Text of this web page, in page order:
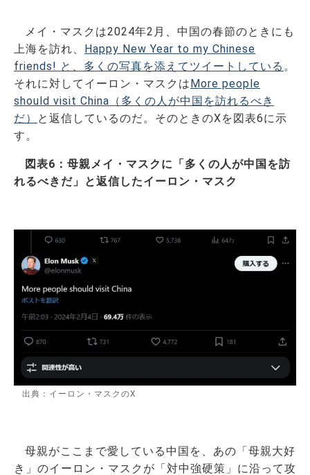
メイ・マスクは2024年2月、中国の春節のときにも
上海を訪れ、
Happy New Year to my Chinese
friends! と、多くの写真を添えてツイートしている 。
それに対してイーロン・マスクは More people
should visit China（多くの人が中国を訪れるべき
だ）
と返信しているのだ。そのときのXを図表6に示
す。
図表6：母親メイ・マスクに「多くの人が中国を訪
れるべきだ」と返信したイーロン・マスク
出典：イーロン・マスクのX
母親がここまで愛している中国を、あの「母親大好
き」のイーロン・マスクが「対中強硬策」に沿って攻